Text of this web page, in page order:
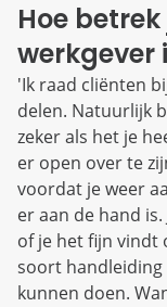
Hoe
werkgever
'Ik raad cliënten
delen. Natuurlijk
zeker als het je
er open over te
voordat je weer
er aan de hand
of je het fijn vindt
soort handleiding
kunnen doen.